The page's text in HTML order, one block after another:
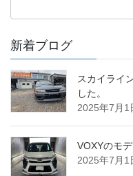
新着ブログ
スカイライ
した。
2025年7月1
VOXYのモ
2025年7月1